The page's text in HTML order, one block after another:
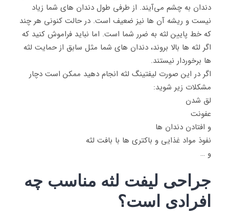
دندان به چشم می‌آیند. از طرفی طول دندان های شما زیاد
نیست و ریشه آن ها نیز ضعیف است. در حالت کنونی هر چند
که خط پایین لثه به ضرر شما است. اما نباید فراموش کنید که
اگر لثه ها بالا بروند، دندان های شما مثل سابق از حمایت لثه
ها برخوردار نیستند.
اگر در این صورت لیفتینگ لثه انجام دهید ممکن است دچار
مشکلات زیر شوید:
لق شدن
عفونت
و افتادن دندان ها
نفوذ مواد غذایی و باکتری ها با بافت لثه
و …
جراحی لیفت لثه مناسب چه
افرادی است؟